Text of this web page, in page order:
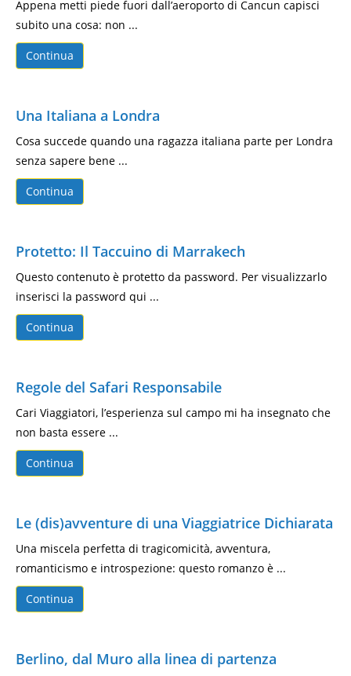
Appena metti piede fuori dall’aeroporto di Cancun capisci
subito una cosa: non ...
Continua
Una Italiana a Londra
Cosa succede quando una ragazza italiana parte per Londra
senza sapere bene ...
Continua
Protetto: Il Taccuino di Marrakech
Questo contenuto è protetto da password. Per visualizzarlo
inserisci la password qui ...
Continua
Regole del Safari Responsabile
Cari Viaggiatori, l’esperienza sul campo mi ha insegnato che
non basta essere ...
Continua
Le (dis)avventure di una Viaggiatrice Dichiarata
Una miscela perfetta di tragicomicità, avventura,
romanticismo e introspezione: questo romanzo è ...
Continua
Berlino, dal Muro alla linea di partenza